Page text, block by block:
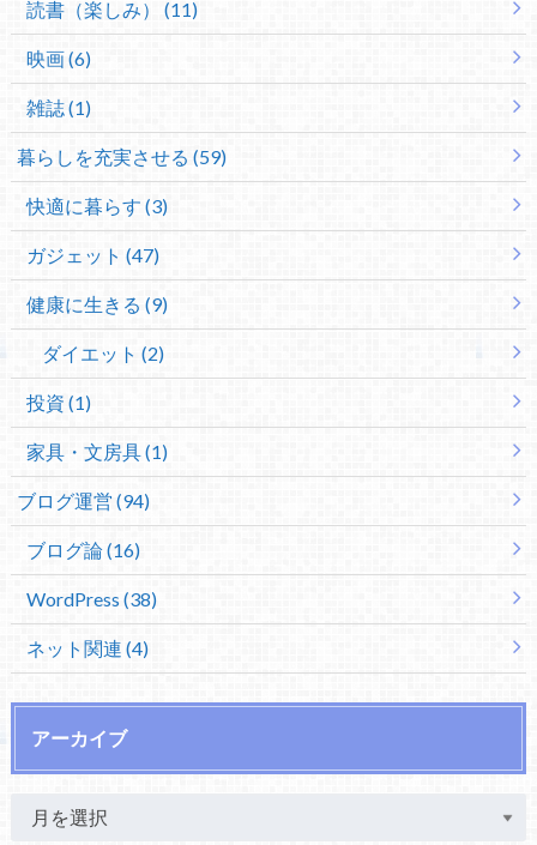
読書（楽しみ） (11)
映画 (6)
雑誌 (1)
暮らしを充実させる (59)
快適に暮らす (3)
ガジェット (47)
健康に生きる (9)
ダイエット (2)
投資 (1)
家具・文房具 (1)
ブログ運営 (94)
ブログ論 (16)
WordPress (38)
ネット関連 (4)
アーカイブ